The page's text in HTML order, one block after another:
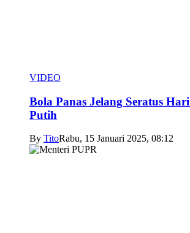
VIDEO
Bola Panas Jelang Seratus
Putih
By TitoRabu, 15 Januari 2025, 08:12